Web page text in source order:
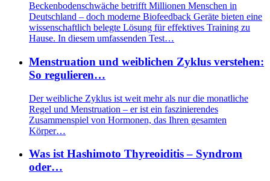
Beckenbodenschwäche betrifft Millionen Menschen in
Deutschland – doch moderne Biofeedback Geräte bieten eine
wissenschaftlich belegte Lösung für effektives Training zu
Hause. In diesem umfassenden Test…
Menstruation und weiblichen Zyklus verstehen:
So regulieren…
Der weibliche Zyklus ist weit mehr als nur die monatliche
Regel und Menstruation – er ist ein faszinierendes
Zusammenspiel von Hormonen, das Ihren gesamten
Körper…
Was ist Hashimoto Thyreoiditis – Syndrom
oder…